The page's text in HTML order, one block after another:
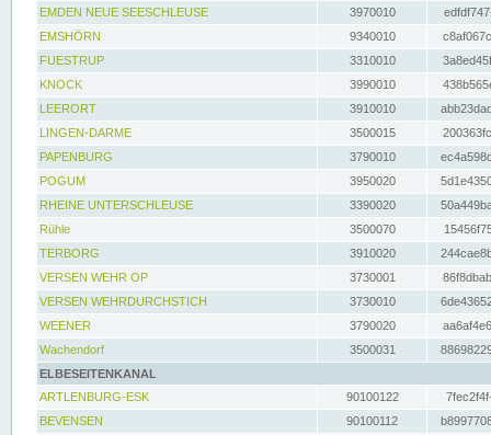
EMDEN NEUE SEESCHLEUSE
3970010
EMSHÖRN
9340010
FUESTRUP
3310010
KNOCK
3990010
LEERORT
3910010
LINGEN-DARME
3500015
PAPENBURG
3790010
POGUM
3950020
RHEINE UNTERSCHLEUSE
3390020
Rühle
3500070
TERBORG
3910020
VERSEN WEHR OP
3730001
VERSEN WEHRDURCHSTICH
3730010
WEENER
3790020
Wachendorf
3500031
ELBESEITENKANAL
ARTLENBURG-ESK
90100122
BEVENSEN
90100112